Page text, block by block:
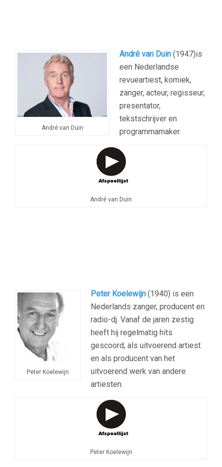
André van Duin
André van Duin (1947)is
een Nederlandse
revueartiest, komiek,
zanger, acteur, regisseur,
presentator,
tekstschrijver en
programmamaker.
André van Duin
Peter Koelewijn
Peter Koelewijn (1940) is een
Nederlands zanger, producent en
radio-dj. Vanaf de jaren zestig
heeft hij regelmatig hits
gescoord, als uitvoerend artiest
en als producent van het
uitvoerend werk van andere
artiesten.
Peter Koelewijn